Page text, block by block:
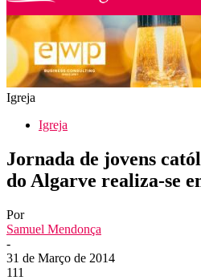
Igreja
Igreja
Jornada de jovens
do Algarve realiza-se
Por
Samuel Mendonça
-
31 de Março de 2014
111